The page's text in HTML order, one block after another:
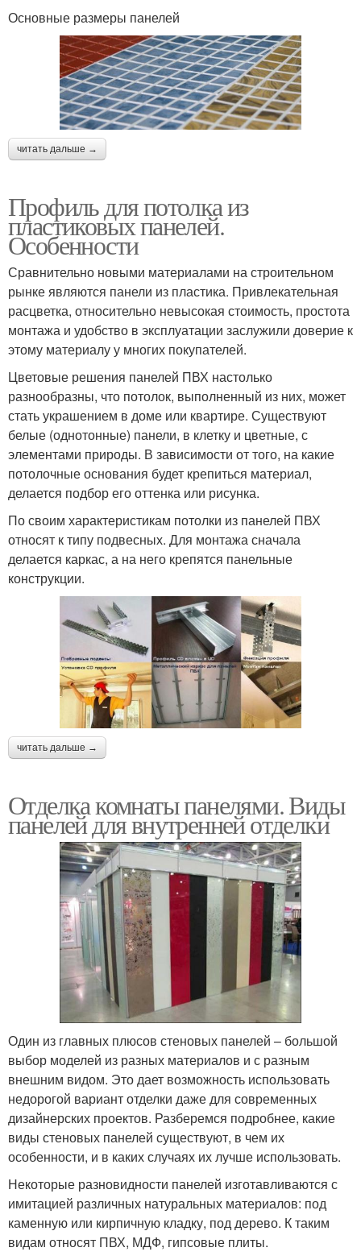
Основные размеры панелей
читать дальше →
Профиль для потолка из
пластиковых панелей.
Особенности
Сравнительно новыми материалами на строительном
рынке являются панели из пластика. Привлекательная
расцветка, относительно невысокая стоимость, простота
монтажа и удобство в эксплуатации заслужили доверие к
этому материалу у многих покупателей.
Цветовые решения панелей ПВХ настолько
разнообразны, что потолок, выполненный из них, может
стать украшением в доме или квартире. Существуют
белые (однотонные) панели, в клетку и цветные, с
элементами природы. В зависимости от того, на какие
потолочные основания будет крепиться материал,
делается подбор его оттенка или рисунка.
По своим характеристикам потолки из панелей ПВХ
относят к типу подвесных. Для монтажа сначала
делается каркас, а на него крепятся панельные
конструкции.
читать дальше →
Отделка комнаты панелями. Виды
панелей для внутренней отделки
Один из главных плюсов стеновых панелей – большой
выбор моделей из разных материалов и с разным
внешним видом. Это дает возможность использовать
недорогой вариант отделки даже для современных
дизайнерских проектов. Разберемся подробнее, какие
виды стеновых панелей существуют, в чем их
особенности, и в каких случаях их лучше использовать.
Некоторые разновидности панелей изготавливаются с
имитацией различных натуральных материалов: под
каменную или кирпичную кладку, под дерево. К таким
видам относят ПВХ, МДФ, гипсовые плиты.